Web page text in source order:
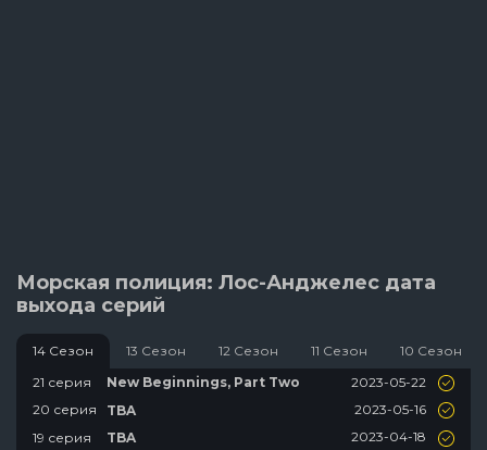
Морская полиция: Лос-Анджелес дата
выхода серий
14 Сезон 13 Сезон 12 Сезон 11 Сезон
10 Сезон
21 серия
New Beginnings, Part Two
2023-05-22
20 серия
TBA
2023-05-16
19 серия
TBA
2023-04-18